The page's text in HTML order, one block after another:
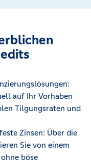
auf Ihr Vorhaben
Tilgungsraten und
Zinsen: Über die
Sie von einem
böse